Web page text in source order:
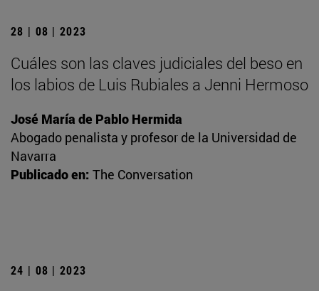
28 | 08 | 2023
Cuáles son las claves judiciales del beso en
los labios de Luis Rubiales a Jenni Hermoso
José María de Pablo Hermida
Abogado penalista y profesor de la Universidad de
Navarra
Publicado en: The Conversation
24 | 08 | 2023